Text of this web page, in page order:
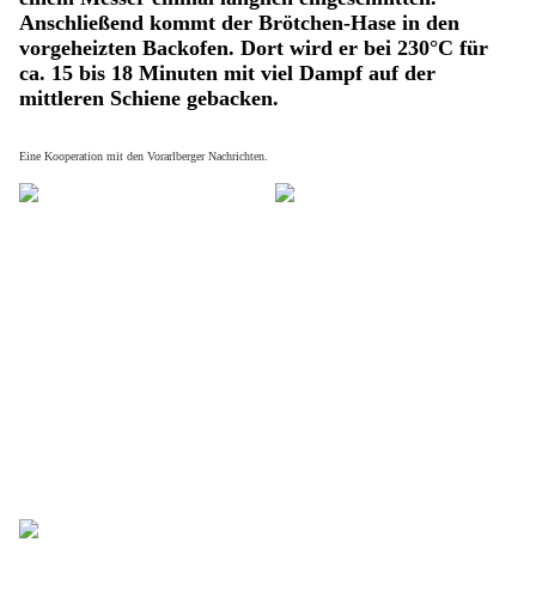
Anschließend kommt der Brötchen-Hase in den
vorgeheizten Backofen. Dort wird er bei 230°C für
ca. 15 bis 18 Minuten mit viel Dampf auf der
mittleren Schiene gebacken.
Eine Kooperation mit den Vorarlberger Nachrichten.